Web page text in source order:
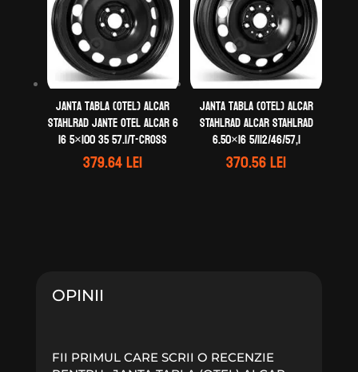
Janta tabla (otel) ALCAR
STAHLRAD Jante otel ALCAR 6
16 5×100 35 57.1/T-Cross
379.64lei
Janta tabla (otel) ALCAR
STAHLRAD ALCAR STAHLRAD
6.50×16 5/112/46/57,1
370.56lei
OPINII
FII PRIMUL CARE SCRII O RECENZIE